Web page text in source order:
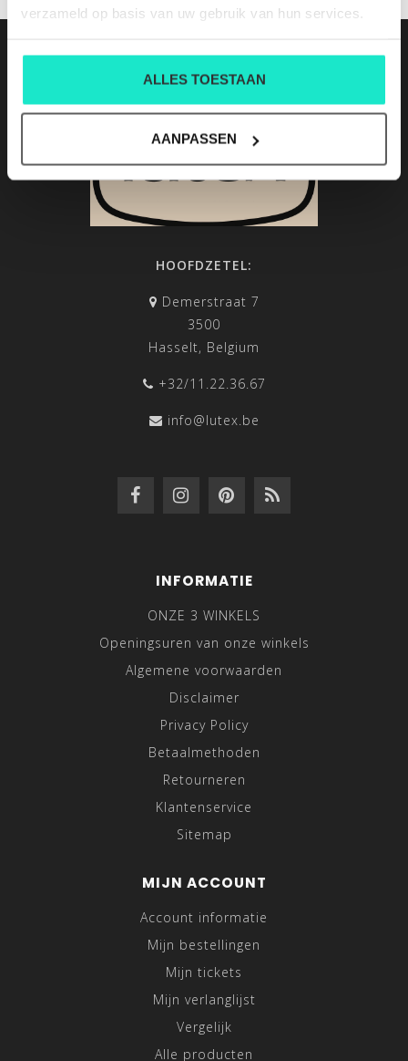
verzameld op basis van uw gebruik van hun services.
ALLES TOESTAAN
AANPASSEN
HOOFDZETEL:
Demerstraat 7
3500
Hasselt, Belgium
+32/11.22.36.67
info@lutex.be
INFORMATIE
ONZE 3 WINKELS
Openingsuren van onze winkels
Algemene voorwaarden
Disclaimer
Privacy Policy
Betaalmethoden
Retourneren
Klantenservice
Sitemap
MIJN ACCOUNT
Account informatie
Mijn bestellingen
Mijn tickets
Mijn verlanglijst
Vergelijk
Alle producten